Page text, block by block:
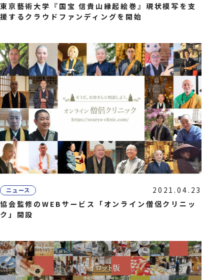
東京藝術大学『国宝 信貴山縁起絵巻』現状模写を支
援するクラウドファンディングを開始
ニュース
2021.04.23
協会監修のWEBサービス「オンライン僧侶クリニッ
ク」開設